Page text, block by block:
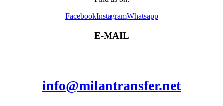
FacebookInstagramWhatsapp
E-MAIL
info@milantransfer.net